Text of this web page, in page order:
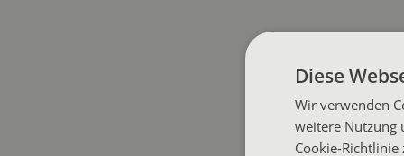
Diese
Wir verwenden
weitere Nutzung
Cookie-Richtlinie